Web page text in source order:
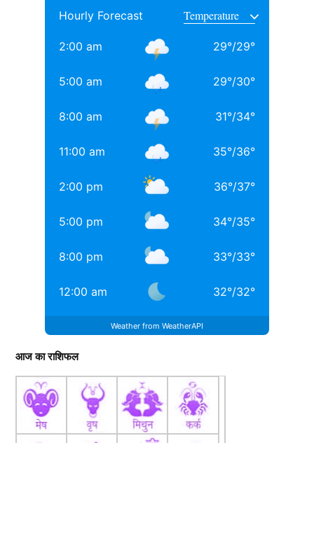
साथ अनिल थडानी, करण जौहर और अभिषेक कपूर भी पढ़ाई कर
Daughters of Bollywood Actresses: मां से भी ज्यादा
खूबसूरत? इन 3 बॉलीवुड एक्ट्रेसेस की बेटियों ने लूटी महफिल
बॉलीवुड की 3 सबसे बड़ी हीरोइन्स जिनकी नानी-परनानी कोठे पर
नाचती थीं, नाम जानकर होगी हैरानी
Aditya chopra
Hourly Forecast
2:00 am 29°/29°
5:00 am 29°/30°
8:00 am 31°/34°
11:00 am 35°/36°
2:00 pm 36°/37°
5:00 pm 34°/35°
8:00 pm 33°/33°
12:00 am 32°/32°
Weather from WeatherAPI
आज का राशिफल